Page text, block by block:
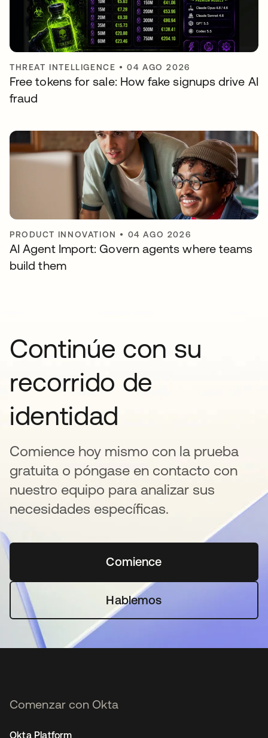
THREAT INTELLIGENCE •04 AGO 2026
Free tokens for sale: How fake signups drive AI
fraud
PRODUCT INNOVATION • 04 AGO 2026
AI Agent Import: Govern agents where teams
build them
Continúe con su
recorrido de
identidad
Comience hoy mismo con la prueba
gratuita o póngase en contacto con
nuestro equipo para analizar sus
necesidades específicas.
Comiencese abre en una pestaña
Hablemos
Comenzar con Okta
Okta Platform